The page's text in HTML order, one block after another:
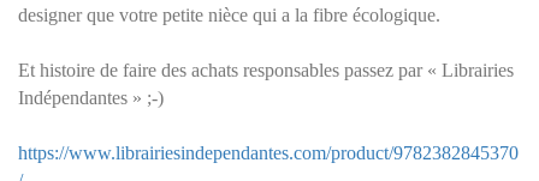
designer que votre petite nièce qui a la fibre écologique.
Et histoire de faire des achats responsables passez par « Librairies
Indépendantes » ;-)
https://www.librairiesindependantes.com/product/9782382845370